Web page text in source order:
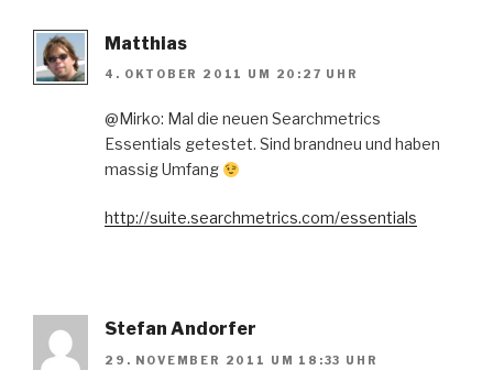
Matthias
4. OKTOBER 2011 UM 20:27 UHR
@Mirko: Mal die neuen Searchmetrics
Essentials getestet. Sind brandneu und haben
massig Umfang
http://suite.searchmetrics.com/essentials
Stefan Andorfer
29. NOVEMBER 2011 UM 18:33 UHR